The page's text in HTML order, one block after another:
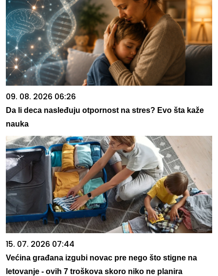
09. 08. 2026 06:26
Da li deca nasleđuju otpornost na stres? Evo šta kaže
nauka
15. 07. 2026 07:44
Većina građana izgubi novac pre nego što stigne na
letovanje - ovih 7 troškova skoro niko ne planira